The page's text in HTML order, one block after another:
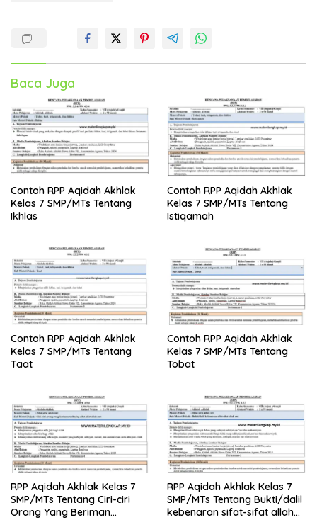
Baca Juga
Contoh RPP Aqidah Akhlak
Kelas 7 SMP/MTs Tentang
Ikhlas
Contoh RPP Aqidah Akhlak
Kelas 7 SMP/MTs Tentang
Istiqamah
Contoh RPP Aqidah Akhlak
Kelas 7 SMP/MTs Tentang
Taat
Contoh RPP Aqidah Akhlak
Kelas 7 SMP/MTs Tentang
Tobat
RPP Aqidah Akhlak Kelas 7
SMP/MTs Tentang Ciri-ciri
Orang Yang Beriman
RPP Aqidah Akhlak Kelas 7
SMP/MTs Tentang Bukti/dalil
kebenaran sifat-sifat allah